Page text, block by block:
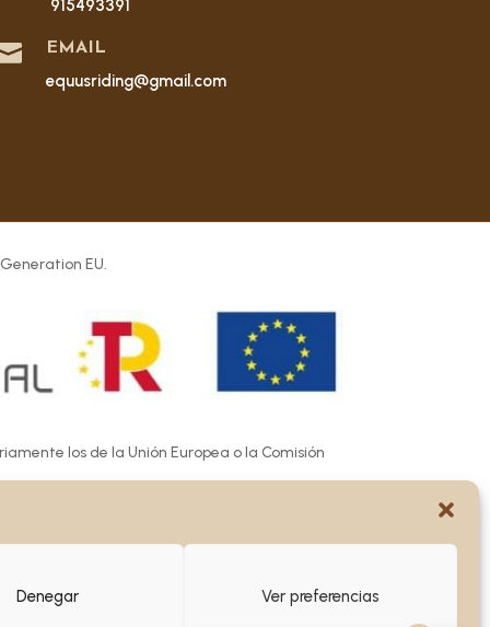
Denegar Ver preferencias
915493391
EMAIL
equusriding@gmail.com
EU.
los de la Unión Europea o la Comisión